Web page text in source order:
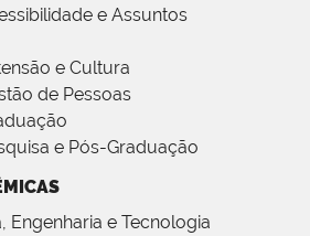
e Assuntos
e Cultura
de Pessoas
e Pós-Graduação
Engenharia e Tecnologia